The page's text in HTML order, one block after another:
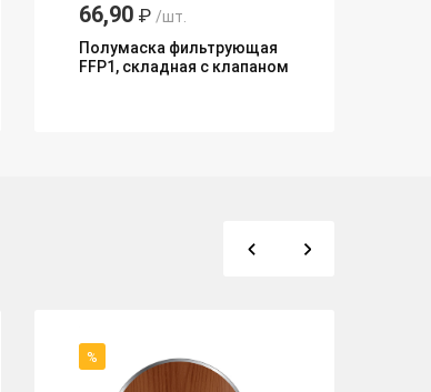
66,90 ₽ /шт.
Полумаска фильтрующая
FFP1, складная с клапаном
%